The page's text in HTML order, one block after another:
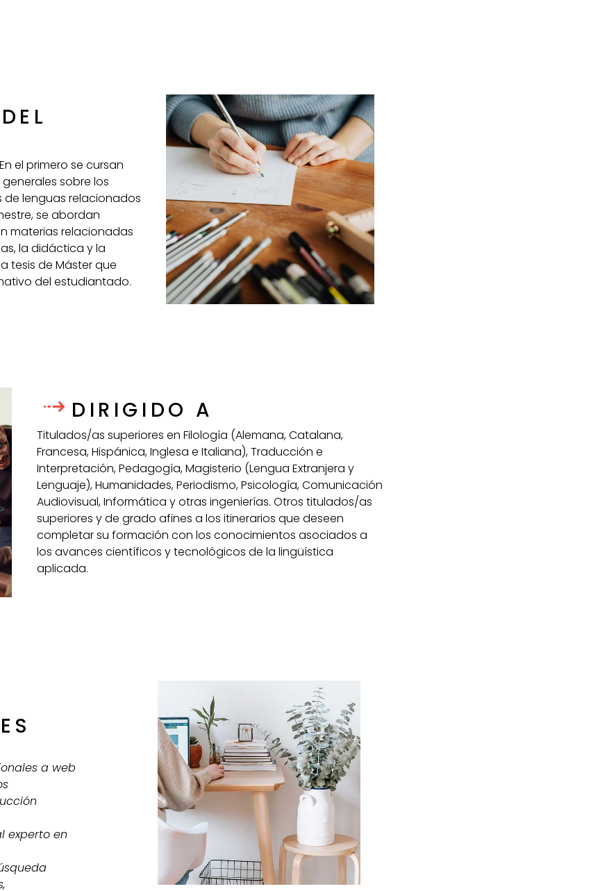
el primero se cursan
sobre los
lenguas relacionados
se abordan
materias relacionadas
la didáctica y la
tesis de Máster que
del estudiantado.
DIRIGIDO A
Titulados/as superiores en Filología (Alemana, Catalana,
Francesa, Hispánica, Inglesa e Italiana), Traducción e
Interpretación, Pedagogía, Magisterio (Lengua Extranjera y
Lenguaje), Humanidades, Periodismo, Psicología, Comunicación
Audiovisual, Informática y otras ingenierías. Otros titulados/as
superiores y de grado afines a los itinerarios que deseen
completar su formación con los conocimientos asociados a
los avances científicos y tecnológicos de la lingüística
aplicada.
a web
experto en